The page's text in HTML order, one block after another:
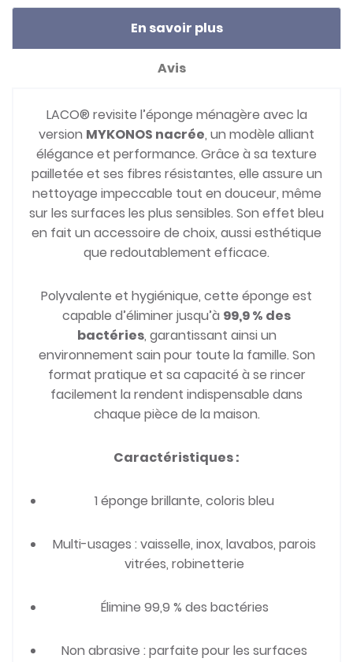
En savoir plus
Avis
LACO® revisite l’éponge ménagère avec la
version MYKONOS nacrée, un modèle alliant
élégance et performance. Grâce à sa texture
pailletée et ses fibres résistantes, elle assure un
nettoyage impeccable tout en douceur, même
sur les surfaces les plus sensibles. Son effet bleu
en fait un accessoire de choix, aussi esthétique
que redoutablement efficace.
Polyvalente et hygiénique, cette éponge est
capable d’éliminer jusqu’à 99,9 % des
bactéries, garantissant ainsi un
environnement sain pour toute la famille. Son
format pratique et sa capacité à se rincer
facilement la rendent indispensable dans
chaque pièce de la maison.
Caractéristiques :
1 éponge brillante, coloris bleu
Multi-usages : vaisselle, inox, lavabos, parois
vitrées, robinetterie
Élimine 99,9 % des bactéries
Non abrasive : parfaite pour les surfaces